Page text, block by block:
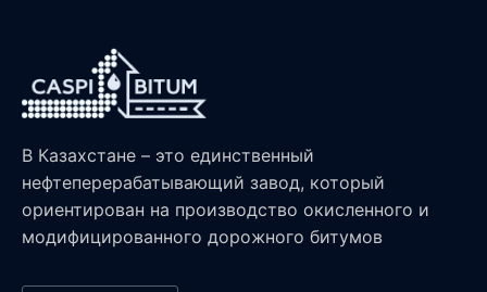
В Казахстане – это единственный
нефтеперерабатывающий завод, который
ориентирован на производство окисленного и
модифицированного дорожного битумов